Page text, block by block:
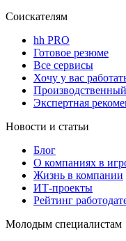
Соискателям
hh PRO
Готовое резюме
Все сервисы
Хочу у вас
Экспертная
Новости и статьи
Блог
О компаниях в
Жизнь в компании
ИТ-проекты
Рейтинг
Молодым специалистам